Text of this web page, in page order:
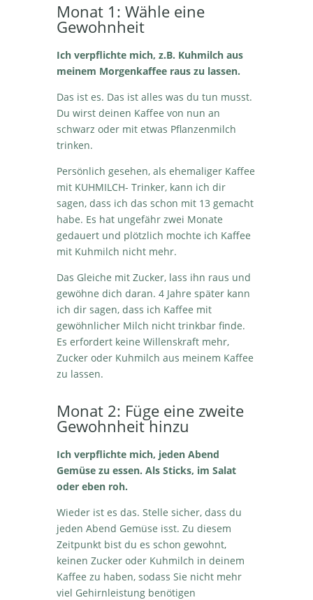
Monat 1: Wähle eine
Gewohnheit
Ich verpflichte mich, z.B. Kuhmilch aus
meinem Morgenkaffee raus zu lassen.
Das ist es. Das ist alles was du tun musst.
Du wirst deinen Kaffee von nun an
schwarz oder mit etwas Pflanzenmilch
trinken.
Persönlich gesehen, als ehemaliger Kaffee
mit KUHMILCH- Trinker, kann ich dir
sagen, dass ich das schon mit 13 gemacht
habe. Es hat ungefähr zwei Monate
gedauert und plötzlich mochte ich Kaffee
mit Kuhmilch nicht mehr.
Das Gleiche mit Zucker, lass ihn raus und
gewöhne dich daran. 4 Jahre später kann
ich dir sagen, dass ich Kaffee mit
gewöhnlicher Milch nicht trinkbar finde.
Es erfordert keine Willenskraft mehr,
Zucker oder Kuhmilch aus meinem Kaffee
zu lassen.
Monat 2: Füge eine zweite
Gewohnheit hinzu
Ich verpflichte mich, jeden Abend
Gemüse zu essen. Als Sticks, im Salat
oder eben roh.
Wieder ist es das. Stelle sicher, dass du
jeden Abend Gemüse isst. Zu diesem
Zeitpunkt bist du es schon gewohnt,
keinen Zucker oder Kuhmilch in deinem
Kaffee zu haben, sodass Sie nicht mehr
viel Gehirnleistung benötigen